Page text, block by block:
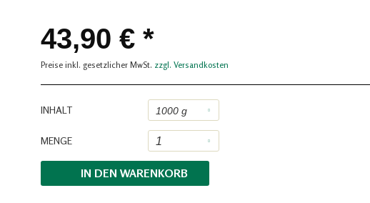
43,90 € *
Preise inkl. gesetzlicher MwSt. zzgl. Versandkosten
INHALT
MENGE
IN DEN WARENKORB